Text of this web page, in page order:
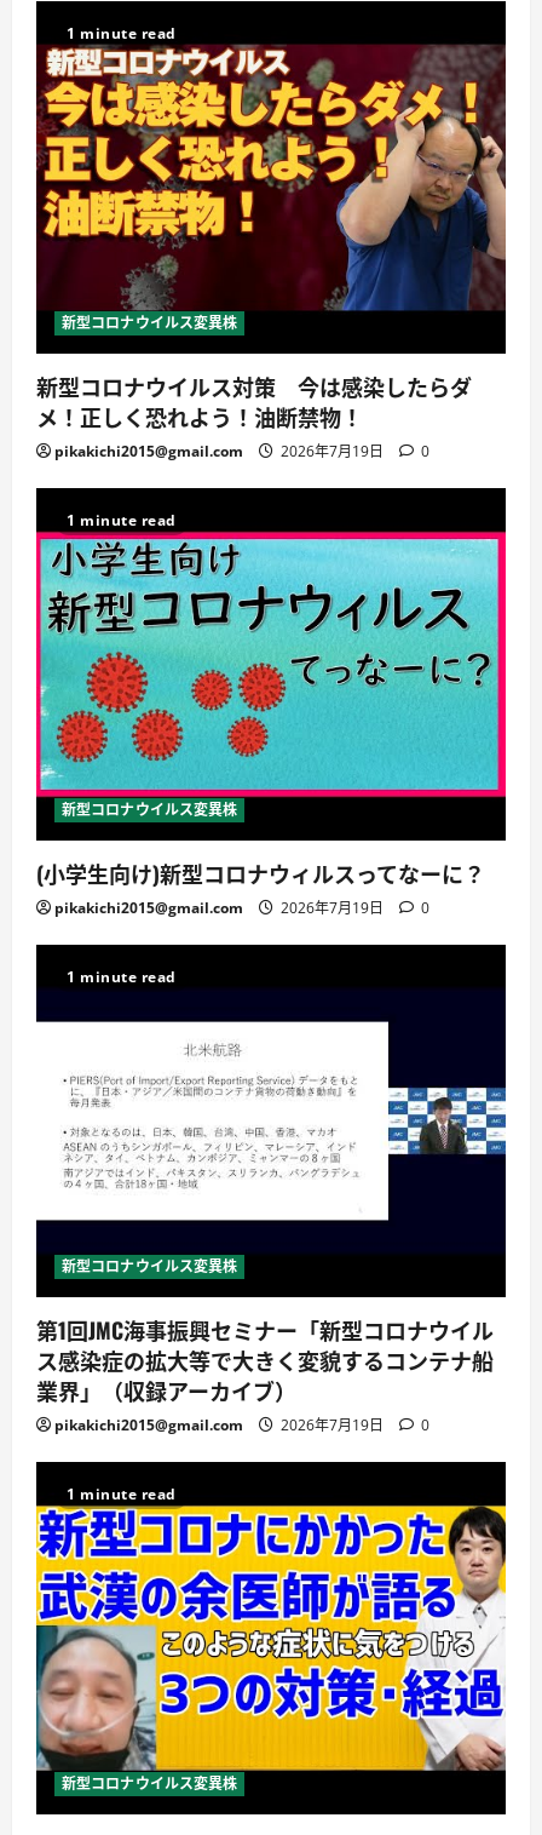
1 minute read
新型コロナウイルス変異株
新型コロナウイルス対策 今は感染したらダ
メ！正しく恐れよう！油断禁物！
pikakichi2015@gmail.com 2026年7月19日 0
1 minute read
新型コロナウイルス変異株
(小学生向け)新型コロナウィルスってなーに？
pikakichi2015@gmail.com 2026年7月19日 0
1 minute read
新型コロナウイルス変異株
第1回JMC海事振興セミナー「新型コロナウイル
ス感染症の拡大等で大きく変貌するコンテナ船
業界」（収録アーカイブ）
pikakichi2015@gmail.com 2026年7月19日 0
1 minute read
新型コロナウイルス変異株